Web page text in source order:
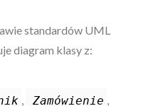
standardów UML
diagram klasy z:
, Zamówienie ,